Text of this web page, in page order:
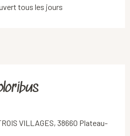
tous les jours
VILLAGES, 38660 Plateau-